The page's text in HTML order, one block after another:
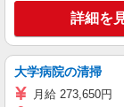
詳細を
大学病院の清掃
月給 273,650円